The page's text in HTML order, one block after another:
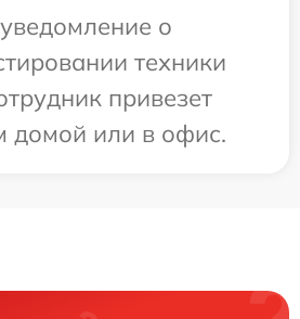
о
техники
привезет
домой или в офис.